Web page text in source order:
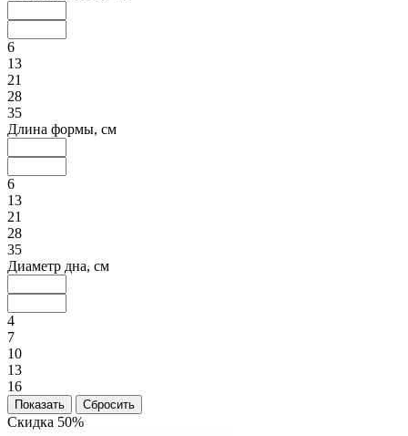
6
13
21
28
35
Длина формы, см
6
13
21
28
35
Диаметр дна, см
4
7
10
13
16
Скидка 50%